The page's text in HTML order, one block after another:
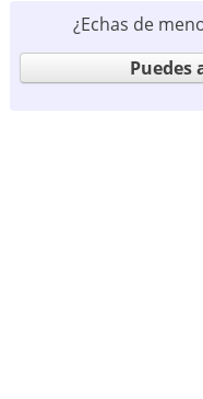
¿Echas de